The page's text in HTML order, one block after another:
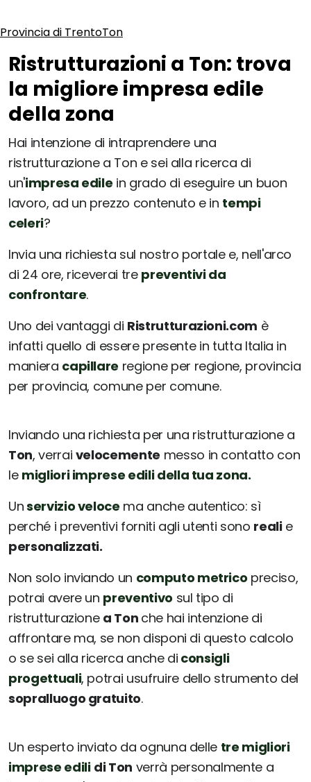
Provincia di TrentoTon
Ristrutturazioni a Ton: trova
la migliore impresa edile
della zona
Hai intenzione di intraprendere una
ristrutturazione a Ton e sei alla ricerca di
un'impresa edile in grado di eseguire un buon
lavoro, ad un prezzo contenuto e in tempi
celeri?
Invia una richiesta sul nostro portale e, nell'arco
di 24 ore, riceverai tre preventivi da
confrontare.
Uno dei vantaggi di Ristrutturazioni.com è
infatti quello di essere presente in tutta Italia in
maniera capillare regione per regione, provincia
per provincia, comune per comune.
Inviando una richiesta per una ristrutturazione a
Ton, verrai velocemente messo in contatto con
le migliori imprese edili della tua zona.
Unservizio veloce ma anche autentico: sì
perché i preventivi forniti agli utenti sono realie
personalizzati.
Non solo inviando un computo metrico preciso,
potrai avere un preventivo sul tipo di
ristrutturazione a Ton che hai intenzione di
affrontare ma, se non disponi di questo calcolo
o se sei alla ricerca anche di consigli
progettuali, potrai usufruire dello strumento del
sopralluogo gratuito.
Un esperto inviato da ognuna delle tre migliori
imprese edili di Ton verrà personalmente a